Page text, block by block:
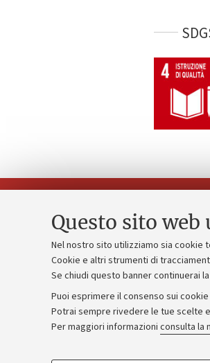
Questo sito
Nel nostro sito utilizziamo sia cookie
Cookie e altri strumenti di
Se chiudi questo banner continuerai
Puoi esprimere il consenso sui
Potrai sempre rivedere le tue scelte
Per maggiori informazioni consulta la
Contatti e PEC
Uffici dell'amministrazione generale
Lavora con noi
Alumni community